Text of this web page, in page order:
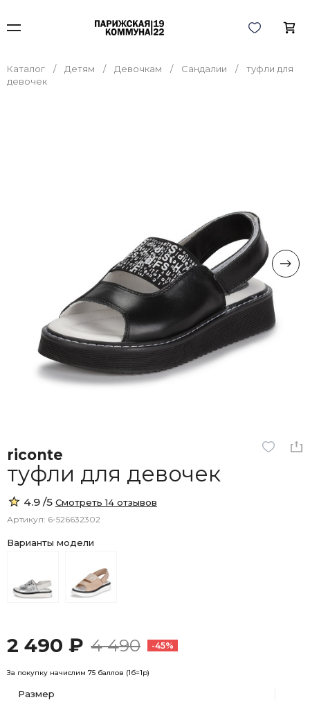
Каталог Детям Девочкам Сандалии
туфли для
девочек
riconte
туфли для девочек
4.9 /5 Смотреть 14 отзывов
Артикул: 6-526632302
Варианты модели
2 490 ₽ 4 490 -45%
За покупку начислим 75 баллов (1б=1р)
Размер